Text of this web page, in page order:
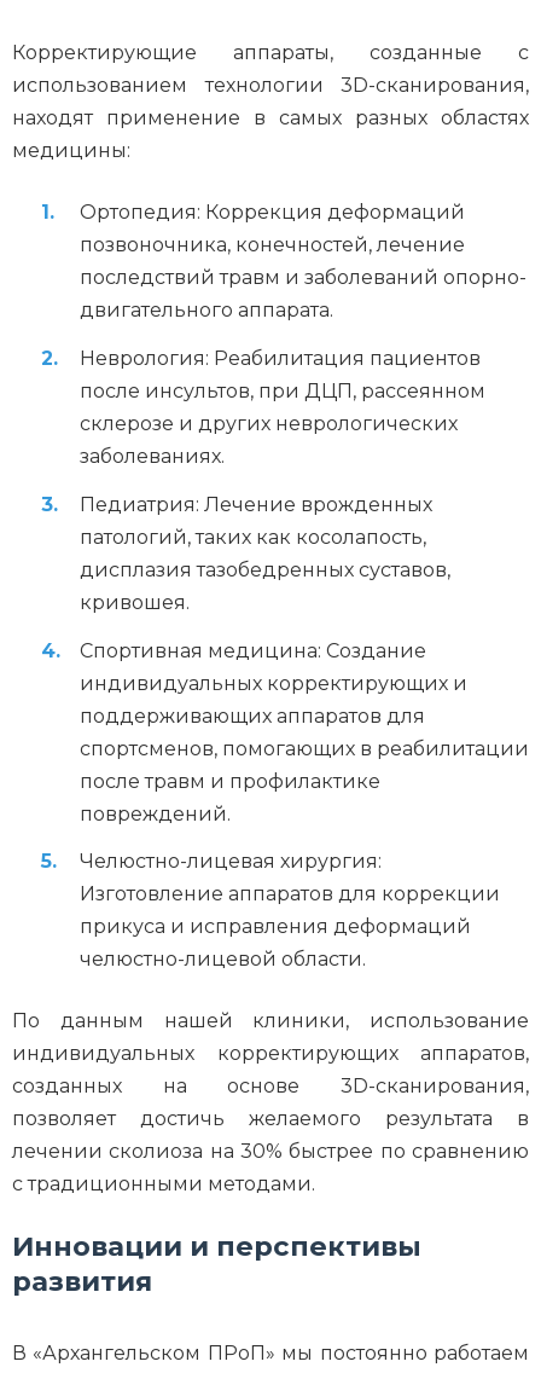
Корректирующие аппараты, созданные с
использованием технологии 3D-сканирования,
находят применение в самых разных областях
медицины:
Ортопедия: Коррекция деформаций
позвоночника, конечностей, лечение
последствий травм и заболеваний опорно-
двигательного аппарата.
Неврология: Реабилитация пациентов
после инсультов, при ДЦП, рассеянном
склерозе и других неврологических
заболеваниях.
Педиатрия: Лечение врожденных
патологий, таких как косолапость,
дисплазия тазобедренных суставов,
кривошея.
Спортивная медицина: Создание
индивидуальных корректирующих и
поддерживающих аппаратов для
спортсменов, помогающих в реабилитации
после травм и профилактике
повреждений.
Челюстно-лицевая хирургия:
Изготовление аппаратов для коррекции
прикуса и исправления деформаций
челюстно-лицевой области.
По данным нашей клиники, использование
индивидуальных корректирующих аппаратов,
созданных на основе 3D-сканирования,
позволяет достичь желаемого результата в
лечении сколиоза на 30% быстрее по сравнению
с традиционными методами.
Инновации и перспективы
развития
В «Архангельском ПРоП» мы постоянно работаем